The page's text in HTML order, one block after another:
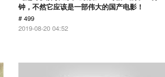
钟，不然它应该是一部伟大的国产电影！
# 499
2019-08-20 04:52